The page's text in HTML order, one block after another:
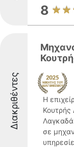
8
Διακριθέντες
Η
Κουτρής
Λαγκαδά
σε